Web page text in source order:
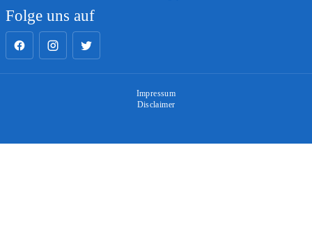
Folge uns auf
Impressum
Disclaimer